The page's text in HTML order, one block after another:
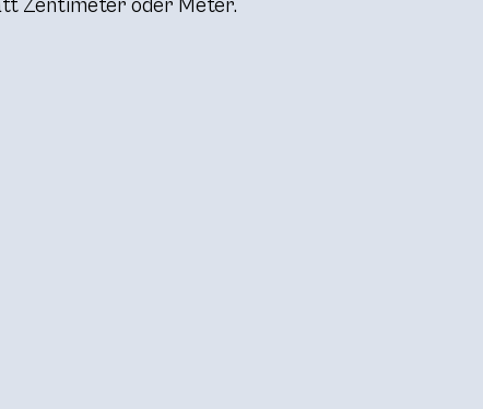
Zentimeter oder Meter.